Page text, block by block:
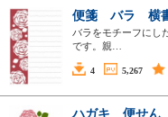
便箋 バラ 横書
バラをモチーフにし
です。親…
4 5,267
ハガキ 便せ